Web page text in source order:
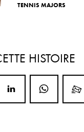
TENNIS MAJORS
HISTOIRE